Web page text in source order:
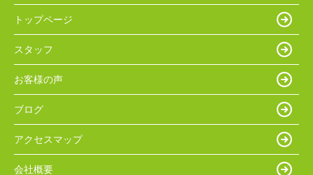
トップページ
スタッフ
お客様の声
ブログ
アクセスマップ
会社概要